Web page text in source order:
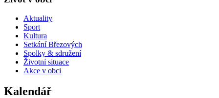
Aktuality
Sport
Kultura
Setkání Březových
Spolky & sdružení
Životní situace
Akce v obci
Kalendář